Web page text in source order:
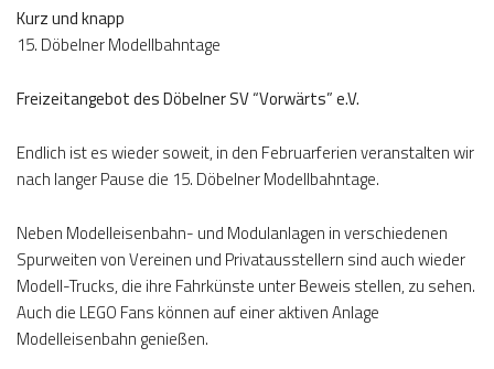
Kurz und knapp
15. Döbelner Modellbahntage
Freizeitangebot des Döbelner SV “Vorwärts” e.V.
Endlich ist es wieder soweit, in den Februarferien veranstalten wir
nach langer Pause die 15. Döbelner Modellbahntage.
Neben Modelleisenbahn- und Modulanlagen in verschiedenen
Spurweiten von Vereinen und Privatausstellern sind auch wieder
Modell-Trucks, die ihre Fahrkünste unter Beweis stellen, zu sehen.
Auch die LEGO Fans können auf einer aktiven Anlage
Modelleisenbahn genießen.